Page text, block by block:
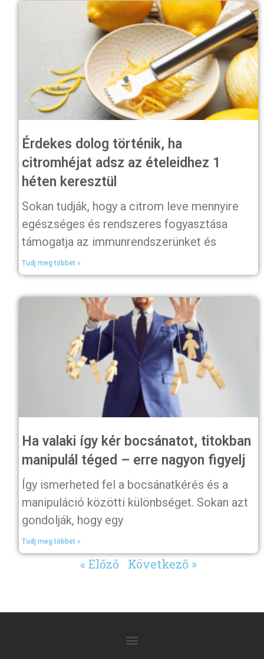
Érdekes dolog történik, ha
citromhéjat adsz az ételeidhez 1
héten keresztül
Sokan tudják, hogy a citrom leve mennyire
egészséges és rendszeres fogyasztása
támogatja az immunrendszerünket és
Tudj meg többet »
Ha valaki így kér bocsánatot, titokban
manipulál téged – erre nagyon figyelj
Így ismerheted fel a bocsánatkérés és a
manipuláció közötti különbséget. Sokan azt
gondolják, hogy egy
Tudj meg többet »
« Előző Következő »